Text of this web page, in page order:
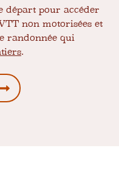
départ pour accéder
non motorisées et
randonnée qui
.